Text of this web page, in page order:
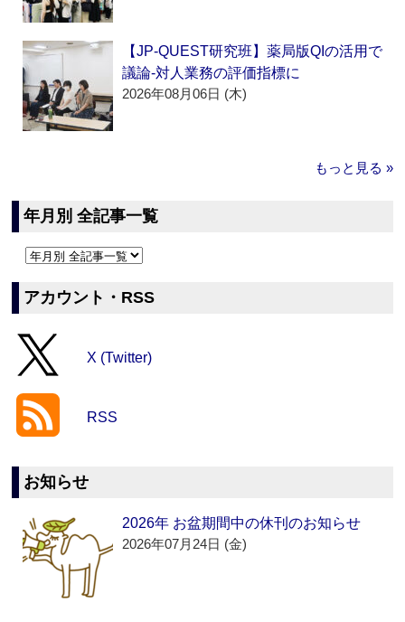
【JP-QUEST研究班】薬局版QIの活用で
議論‐対人業務の評価指標に
2026年08月06日 (木)
もっと見る »
年月別 全記事一覧
アカウント・RSS
X (Twitter)
RSS
お知らせ
2026年 お盆期間中の休刊のお知らせ
2026年07月24日 (金)